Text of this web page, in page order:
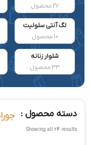
27 محصول
لگ آنتی سلولیت
10 محصول
شلوار زنانه
33 محصول
دسته محصول :
Showing all 24 results